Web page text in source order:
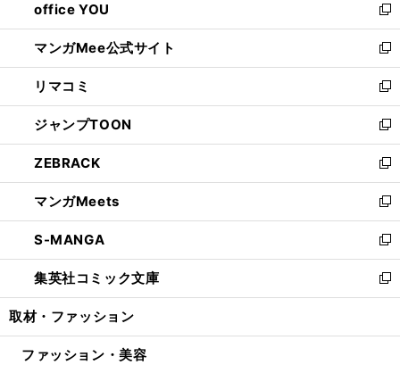
く
で
開
く
ィ
ン
ド
ウ
で
開
く
い
ウ
ィ
ン
ド
ウ
で
開
く
office YOU
新
し
い
ウ
ィ
ン
ド
ウ
で
開
く
マンガMee公式サイト
新
し
い
ウ
ィ
ン
ド
ウ
で
開
く
リマコミ
新
し
い
ウ
ィ
ン
ド
ウ
で
開
く
ジャンプTOON
新
し
い
ウ
ィ
ン
ド
ウ
で
開
ZEBRACK
新
し
い
ウ
ィ
ン
ド
ウ
開
マンガMeets
新
し
い
ウ
ィ
ン
ウ
S-MANGA
新
し
い
ウ
ン
集英社コミック文庫
新
し
ウ
取材・ファッション
ファッション・美容